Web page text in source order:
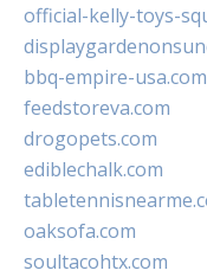
official-kelly-toys-
bbq-empire-usa.com
feedstoreva.com
drogopets.com
ediblechalk.com
oaksofa.com
soultacohtx.com